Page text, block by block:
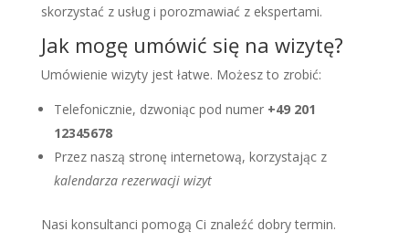
skorzystać z usług i porozmawiać z ekspertami.
Jak mogę umówić się na wizytę?
Umówienie wizyty jest łatwe. Możesz to zrobić:
Telefonicznie, dzwoniąc pod numer +49 201
12345678
Przez naszą stronę internetową, korzystając z
kalendarza rezerwacji wizyt
Nasi konsultanci pomogą Ci znaleźć dobry termin.